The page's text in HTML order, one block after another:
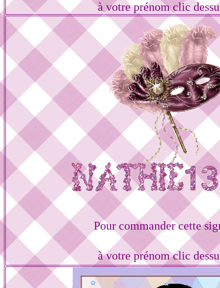
à votre prénom clic
Pour commander cette
à votre prénom clic